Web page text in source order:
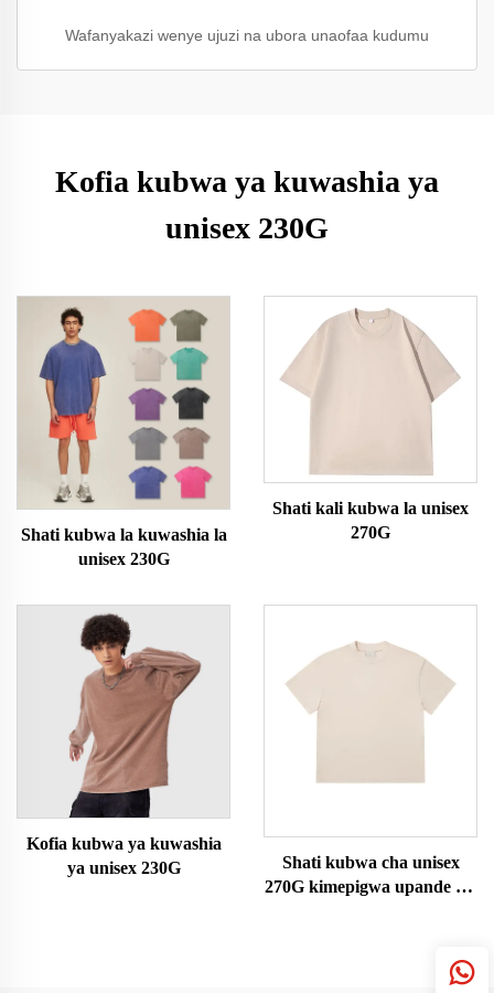
Wafanyakazi wenye ujuzi na ubora unaofaa kudumu
Kofia kubwa ya kuwashia ya
unisex 230G
Shati kubwa la kuwashia la
unisex 230G
Shati kali kubwa la unisex
270G
Kofia kubwa ya kuwashia
ya unisex 230G
Shati kubwa cha unisex
270G kimepigwa upande wa